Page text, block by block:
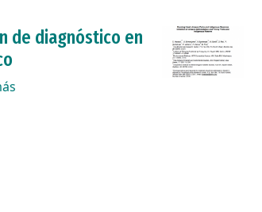
de diagnóstico en